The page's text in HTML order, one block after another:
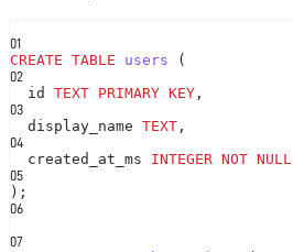
01
CREATE TABLE users (
02
id TEXT PRIMARY KEY ,
03
display_name TEXT ,
04
created_at_ms INTEGER NOT NULL
05
);
06
07